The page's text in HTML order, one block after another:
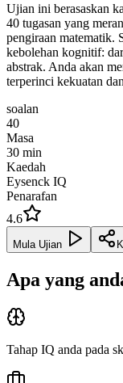
Ujian ini berasaskan
40 tugasan yang
pengiraan matematik.
kebolehan kognitif:
abstrak. Anda akan
terperinci kekuatan
soalan
40
Masa
30 min
Kaedah
Eysenck IQ
Penarafan
4.6
Mula Ujian
Apa yang
Tahap IQ anda pada